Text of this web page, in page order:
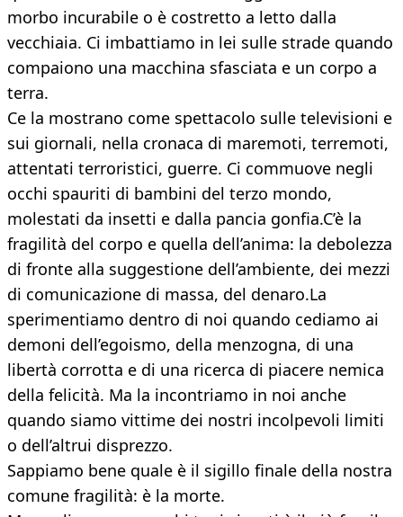
morbo incurabile o è costretto a letto dalla
vecchiaia. Ci imbattiamo in lei sulle strade quando
compaiono una macchina sfasciata e un corpo a
terra.
Ce la mostrano come spettacolo sulle televisioni e
sui giornali, nella cronaca di maremoti, terremoti,
attentati terroristici, guerre. Ci commuove negli
occhi spauriti di bambini del terzo mondo,
molestati da insetti e dalla pancia gonfia.C’è la
fragilità del corpo e quella dell’anima: la debolezza
di fronte alla suggestione dell’ambiente, dei mezzi
di comunicazione di massa, del denaro.La
sperimentiamo dentro di noi quando cediamo ai
demoni dell’egoismo, della menzogna, di una
libertà corrotta e di una ricerca di piacere nemica
della felicità. Ma la incontriamo in noi anche
quando siamo vittime dei nostri incolpevoli limiti
o dell’altrui disprezzo.
Sappiamo bene quale è il sigillo finale della nostra
comune fragilità: è la morte.